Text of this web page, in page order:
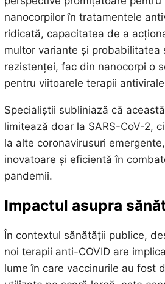
nanocorpilor în tratamentele
ridicată, capacitatea de a
multor variante și probabilitatea
rezistenței, fac din nanocorpi o
pentru viitoarele terapii
Specialiștii subliniază că
limitează doar la SARS-CoV-2,
la alte coronavirusuri
inovatoare și eficientă în
pandemii.
Impactul asupra
În contextul sănătății publice,
noi terapii anti-COVID are
lume în care vaccinurile au fost